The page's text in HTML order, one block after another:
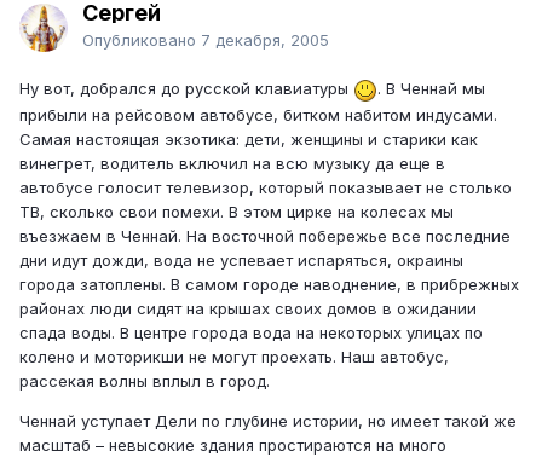
Сергей
Опубликовано 7 декабря, 2005
Ну вот, добрался до русской клавиатуры
. В Ченнай мы
прибыли на рейсовом автобусе, битком набитом индусами.
Самая настоящая экзотика: дети, женщины и старики как
винегрет, водитель включил на всю музыку да еще в
автобусе голосит телевизор, который показывает не столько
ТВ, сколько свои помехи. В этом цирке на колесах мы
въезжаем в Ченнай. На восточной побережье все последние
дни идут дожди, вода не успевает испаряться, окраины
города затоплены. В самом городе наводнение, в прибрежных
районах люди сидят на крышах своих домов в ожидании
спада воды. В центре города вода на некоторых улицах по
колено и моторикши не могут проехать. Наш автобус,
рассекая волны вплыл в город.
Ченнай уступает Дели по глубине истории, но имеет такой же
масштаб – невысокие здания простираются на много